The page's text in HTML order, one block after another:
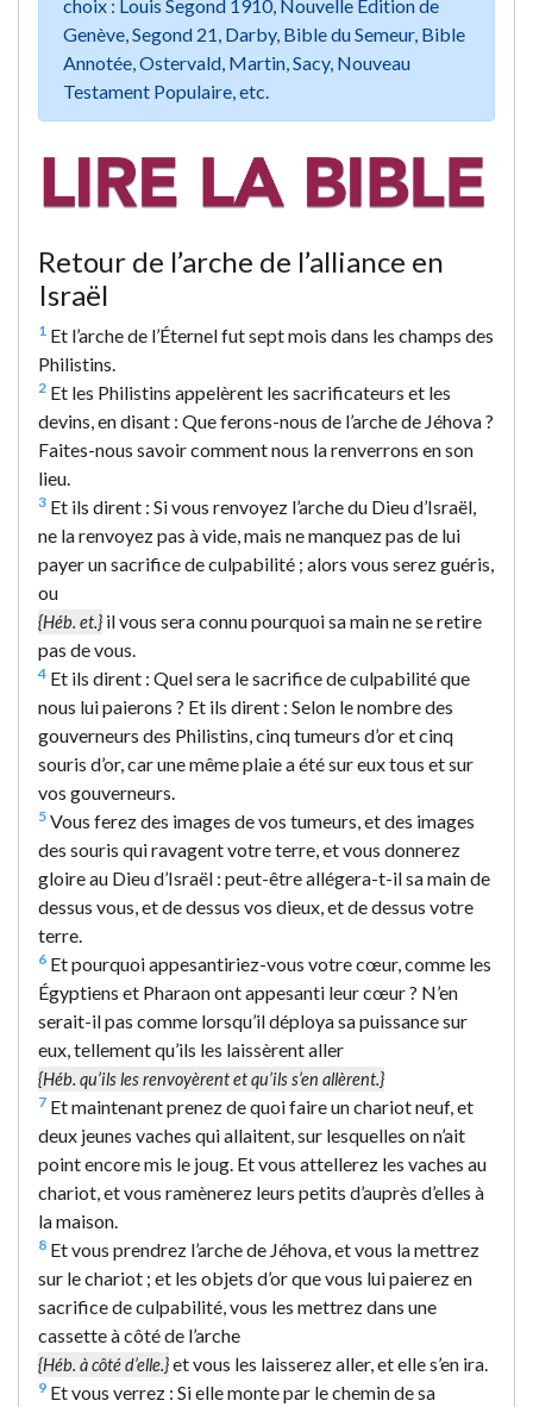
choix : Louis Segond 1910, Nouvelle Edition de
Genève, Segond 21, Darby, Bible du Semeur, Bible
Annotée, Ostervald, Martin, Sacy, Nouveau
Testament Populaire, etc.
Retour de l’arche de l’alliance en
Israël
1 Et l’arche de l’Éternel fut sept mois dans les champs des
Philistins.
2 Et les Philistins appelèrent les sacrificateurs et les
devins, en disant : Que ferons-nous de l’arche de Jéhova ?
Faites-nous savoir comment nous la renverrons en son
lieu.
3 Et ils dirent : Si vous renvoyez l’arche du Dieu d’Israël,
ne la renvoyez pas à vide, mais ne manquez pas de lui
payer un sacrifice de culpabilité ; alors vous serez guéris,
ou
{Héb. et.} il vous sera connu pourquoi sa main ne se retire
pas de vous.
4 Et ils dirent : Quel sera le sacrifice de culpabilité que
nous lui paierons ? Et ils dirent : Selon le nombre des
gouverneurs des Philistins, cinq tumeurs d’or et cinq
souris d’or, car une même plaie a été sur eux tous et sur
vos gouverneurs.
5 Vous ferez des images de vos tumeurs, et des images
des souris qui ravagent votre terre, et vous donnerez
gloire au Dieu d’Israël : peut-être allégera-t-il sa main de
dessus vous, et de dessus vos dieux, et de dessus votre
terre.
6 Et pourquoi appesantiriez-vous votre cœur, comme les
Égyptiens et Pharaon ont appesanti leur cœur ? N’en
serait-il pas comme lorsqu’il déploya sa puissance sur
eux, tellement qu’ils les laissèrent aller
{Héb. qu’ils les renvoyèrent et qu’ils s’en allèrent.}
7 Et maintenant prenez de quoi faire un chariot neuf, et
deux jeunes vaches qui allaitent, sur lesquelles on n’ait
point encore mis le joug. Et vous attellerez les vaches au
chariot, et vous ramènerez leurs petits d’auprès d’elles à
la maison.
8 Et vous prendrez l’arche de Jéhova, et vous la mettrez
sur le chariot ; et les objets d’or que vous lui paierez en
sacrifice de culpabilité, vous les mettrez dans une
cassette à côté de l’arche
{Héb. à côté d’elle.}et vous les laisserez aller, et elle s’en ira.
9 Et vous verrez : Si elle monte par le chemin de sa